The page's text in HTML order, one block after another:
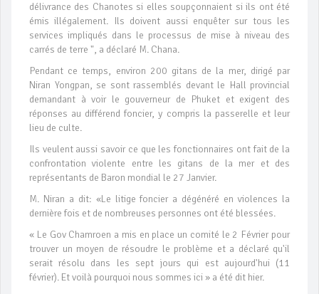
délivrance des Chanotes si elles soupçonnaient si ils ont été
émis illégalement. Ils doivent aussi enquêter sur tous les
services impliqués dans le processus de mise à niveau des
carrés de terre ", a déclaré M. Chana.
Pendant ce temps, environ 200 gitans de la mer, dirigé par
Niran Yongpan, se sont rassemblés devant le Hall provincial
demandant à voir le gouverneur de Phuket et exigent des
réponses au différend foncier, y compris la passerelle et leur
lieu de culte.
Ils veulent aussi savoir ce que les fonctionnaires ont fait de la
confrontation violente entre les gitans de la mer et des
représentants de Baron mondial le 27 Janvier.
M. Niran a dit: «Le litige foncier a dégénéré en violences la
dernière fois et de nombreuses personnes ont été blessées.
« Le Gov Chamroen a mis en place un comité le 2 Février pour
trouver un moyen de résoudre le problème et a déclaré qu'il
serait résolu dans les sept jours qui est aujourd'hui (11
février). Et voilà pourquoi nous sommes ici » a été dit hier.